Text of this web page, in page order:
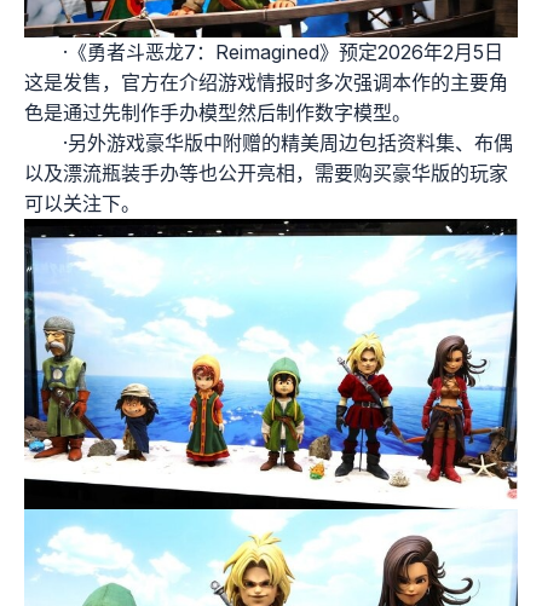
·《勇者斗恶龙7：Reimagined》预定2026年2月5日
这是发售，官方在介绍游戏情报时多次强调本作的主要角
色是通过先制作手办模型然后制作数字模型。
·另外游戏豪华版中附赠的精美周边包括资料集、布偶
以及漂流瓶装手办等也公开亮相，需要购买豪华版的玩家
可以关注下。